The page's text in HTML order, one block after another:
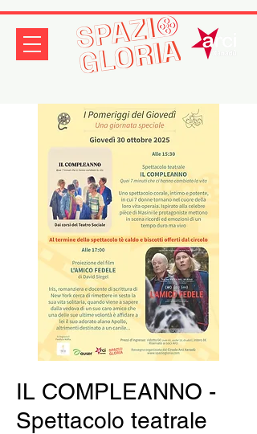
IL COMPLEANNO -
Spettacolo teatrale